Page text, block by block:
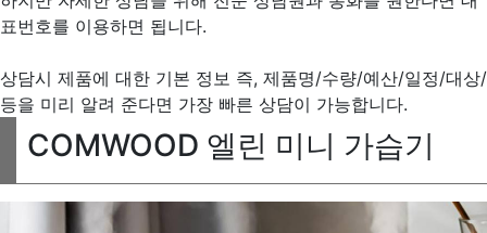
표번호를 이용하면 됩니다.
상담시 제품에 대한 기본 정보 즉, 제품명/수량/예산/일정/대상/
등을 미리 알려 준다면 가장 빠른 상담이 가능합니다.
COMWOOD 엘린 미니 가습기